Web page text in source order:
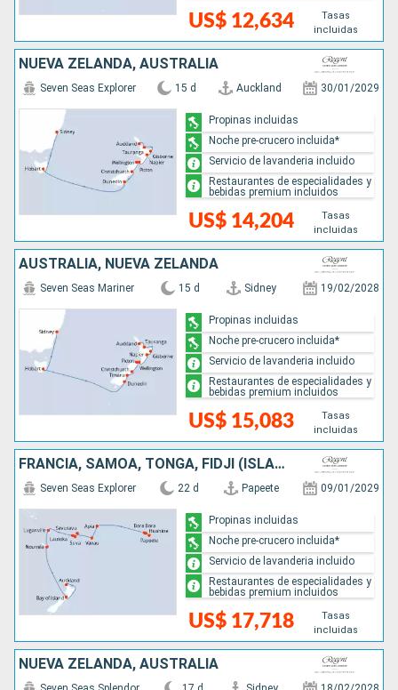
US$ 12,634
Tasas
incluidas
NUEVA ZELANDA, AUSTRALIA
Seven Seas Explorer 15 d Auckland 30/01/2029
US$ 14,204
Tasas
incluidas
Propinas incluidas
Noche pre-crucero incluida*
Servicio de lavanderia incluido
Restaurantes de especialidades y
bebidas premium incluidos
AUSTRALIA, NUEVA ZELANDA
Seven Seas Mariner 15 d Sidney 19/02/2028
US$ 15,083
Tasas
incluidas
Propinas incluidas
Noche pre-crucero incluida*
Servicio de lavanderia incluido
Restaurantes de especialidades y
bebidas premium incluidos
FRANCIA, SAMOA, TONGA, FIDJI (ISLAS), VANUATU, NUEVA CALEDONIA, NUEVA ZELANDA
Seven Seas Explorer 22 d Papeete 09/01/2029
US$ 17,718
Tasas
incluidas
Propinas incluidas
Noche pre-crucero incluida*
Servicio de lavanderia incluido
Restaurantes de especialidades y
bebidas premium incluidos
NUEVA ZELANDA, AUSTRALIA